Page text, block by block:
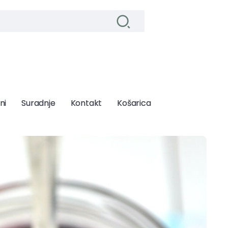
Suradnje Kontakt Košarica
Suradnje Kontakt Košarica